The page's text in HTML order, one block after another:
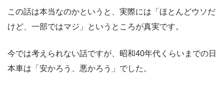
この話は本当なのかというと、実際には「ほとんどウソだ
けど、一部ではマジ」というところが真実です。
今では考えられない話ですが、昭和40年代くらいまでの日
本車は「安かろう、悪かろう」でした。